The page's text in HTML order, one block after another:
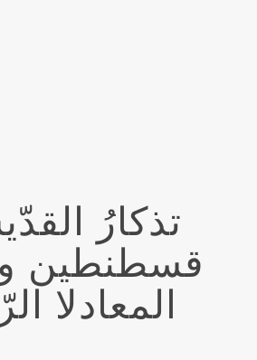
تذكارُ
قسطنطين
المعادلا